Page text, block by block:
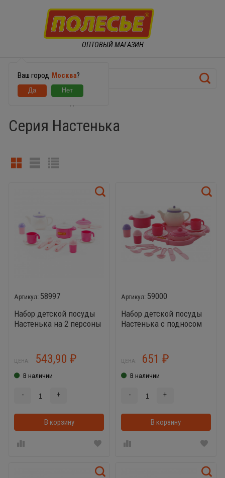
ОПТОВЫЙ МАГАЗИН
Ваш город Москва?
Серия Настенька
58997
Набор детской посуды
Настенька на 2 персоны
ЦЕНА: 543,90 ₽
В наличии
- +
В корзину В корзинке
59000
Набор детской посуды
Настенька с подносом
ЦЕНА: 651₽
В наличии
- +
В корзину